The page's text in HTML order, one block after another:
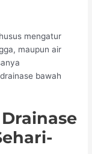
mengatur
maupun air
bawah